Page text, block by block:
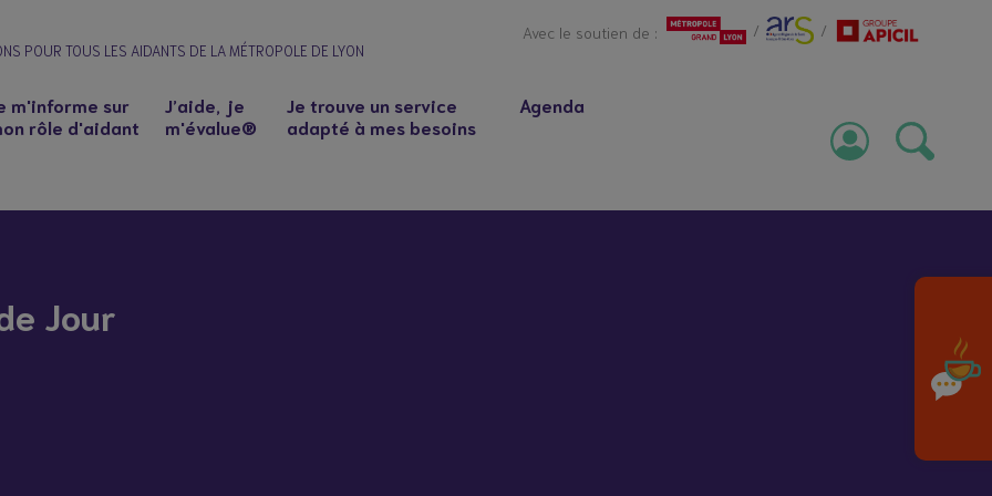
POUR TOUS LES AIDANTS DE LA MÉTROPOLE DE LYON
m'informe sur
rôle d'aidant
J’aide, je
m'évalue®
Je trouve un service
adapté à mes besoins
Agenda
Avec le soutien de : / /
Jour